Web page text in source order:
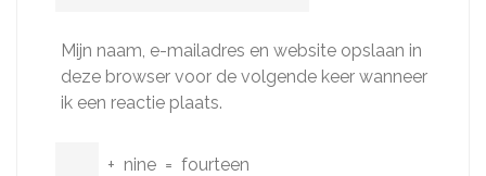
Mijn naam, e-mailadres en website opslaan in
deze browser voor de volgende keer wanneer
ik een reactie plaats.
+ nine = fourteen